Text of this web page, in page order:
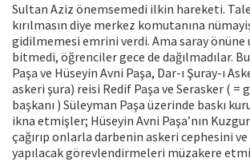
Sultan Aziz önemsemedi ilkin hareketi.
kırılmasın diye merkez komutanına
gidilmemesi emrini verdi. Ama saray
bitmedi, öğrenciler gece de dağılmadılar.
Paşa ve Hüseyin Avni Paşa, Dar-ı Şuray-ı
askeri şura) reisi Redif Paşa ve Serasker ( =
başkanı ) Süleyman Paşa üzerinde baskı
ikna etmişler; Hüseyin Avni Paşa’nın
çağırıp onlarla darbenin askeri cephesini ve
yapılacak görevlendirmeleri müzakere